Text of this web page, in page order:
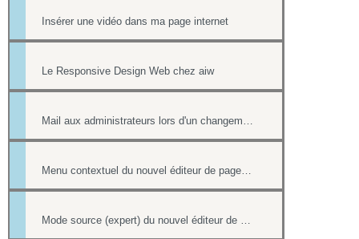
Insérer une vidéo dans ma page internet
Le Responsive Design Web chez aiw
Mail aux administrateurs lors d'un changement de réponse existante
Menu contextuel du nouvel éditeur de page html
Mode source (expert) du nouvel éditeur de page html